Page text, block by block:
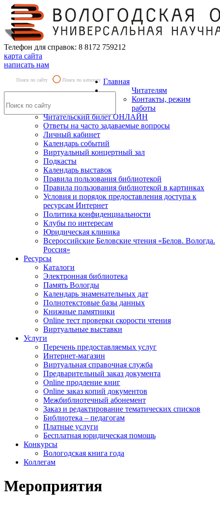
Телефон для справок: 8 8172 759212
карта сайта
написать нам
Поиск по сайту Поиск по каталогу Главная
Читателям
Контакты, режим
работы
Читательский билет ОНЛАЙН
Ответы на часто задаваемые вопросы
Личный кабинет
Календарь событий
Виртуальный концертный зал
Подкасты
Календарь выставок
Правила пользования библиотекой
Правила пользования библиотекой в картинках
Условия и порядок предоставления доступа к
ресурсам Интернет
Политика конфиденциальности
Клубы по интересам
Юридическая клиника
Всероссийские Беловские чтения «Белов. Вологда.
Россия»
Ресурсы
Каталоги
Электронная библиотека
Память Вологды
Календарь знаменательных дат
Полнотекстовые базы данных
Книжные памятники
Online тест проверки скорости чтения
Виртуальные выставки
Услуги
Перечень предоставляемых услуг
Интернет-магазин
Виртуальная справочная служба
Предварительный заказ документа
Online продление книг
Online заказ копий документов
Межбиблиотечный абонемент
Заказ и редактирование тематических списков
Библиотека – педагогам
Платные услуги
Бесплатная юридическая помощь
Конкурсы
Вологодская книга года
Коллегам
Мероприятия